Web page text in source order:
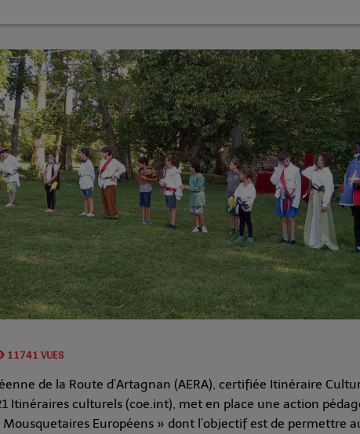
11741 VUES
de la Route d’Artagnan (AERA), certifiée Itinéraire
Itinéraires culturels (coe.int), met en place une action
Mousquetaires Européens » dont l’objectif est de permettre